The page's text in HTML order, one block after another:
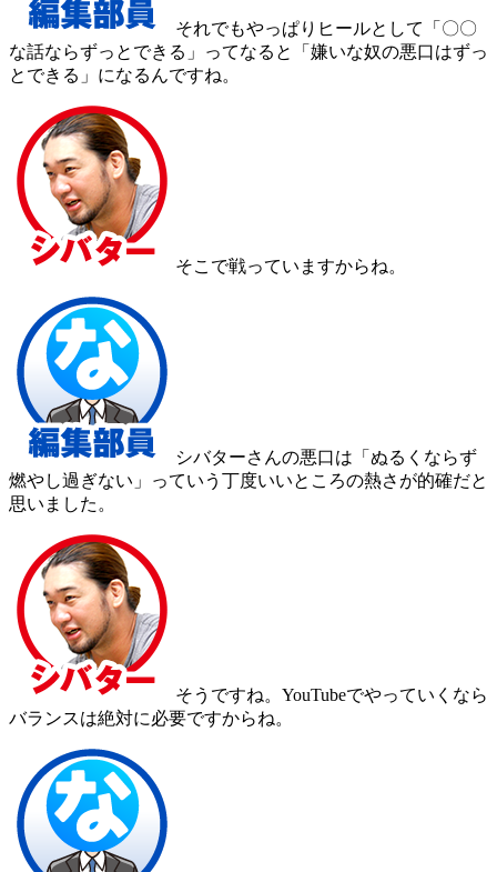
それでもやっぱりヒールとして「〇〇
な話ならずっとできる」ってなると「嫌いな奴の悪口はずっ
とできる」になるんですね。
そこで戦っていますからね。
シバターさんの悪口は「ぬるくならず
燃やし過ぎない」っていう丁度いいところの熱さが的確だと
思いました。
そうですね。YouTubeでやっていくなら
バランスは絶対に必要ですからね。